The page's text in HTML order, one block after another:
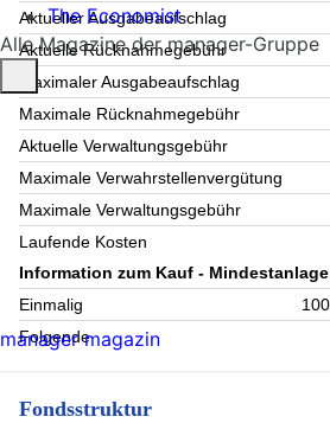
Aktueller Ausgabeaufschlag
Aktuelle Rücknahmegebühr
Maximaler Ausgabeaufschlag
Maximale Rücknahmegebühr
Aktuelle Verwaltungsgebühr
Maximale Verwahrstellenvergütung
Maximale Verwaltungsgebühr
Laufende Kosten
Information zum Kauf - Mindestanlage
Einmalig
Folgende
Fondsstruktur
The Economist
Alle Magazine der manager-Gruppe
manager magazin